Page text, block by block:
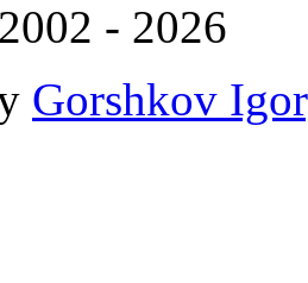
- 2026
Gorshkov Igor